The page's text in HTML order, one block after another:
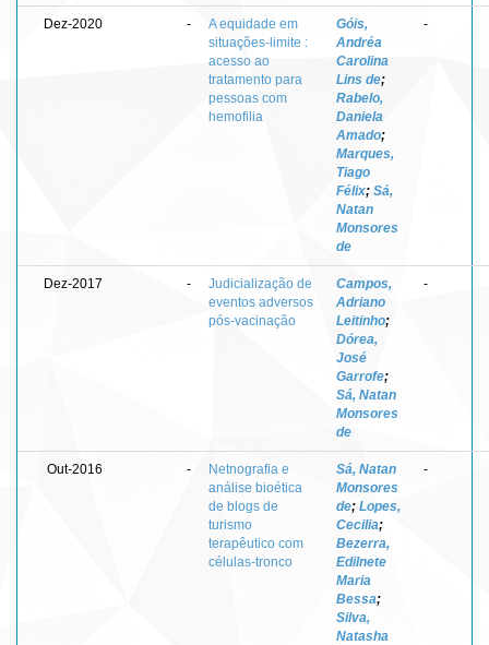
Dez-2020 -
A equidade em
situações-limite :
acesso ao
tratamento para
pessoas com
hemofilia
Góis,
Andréa
Carolina
Lins de;
Rabelo,
Daniela
Amado;
Marques,
Tiago
Félix; Sá,
Natan
Monsores
de
-
Dez-2017 -
Judicialização de
eventos adversos
pós-vacinação
Campos,
Adriano
Leitinho;
Dórea,
José
Garrofe;
Sá, Natan
Monsores
de
-
Out-2016 -
Netnografia e
análise bioética
de blogs de
turismo
terapêutico com
células-tronco
Sá, Natan
Monsores
de; Lopes,
Cecilia;
Bezerra,
Edilnete
Maria
Bessa;
Silva,
Natasha
-